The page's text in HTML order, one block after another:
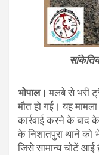
भोपाल। मलबे से भरी
मौत हो गई। यह
कार्रवाई करने के
के निशातपुरा थाने को
जिसे सामान्य चोटें आई